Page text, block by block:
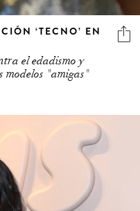
‘TECNO’ EN
el edadismo y
modelos "amigas"